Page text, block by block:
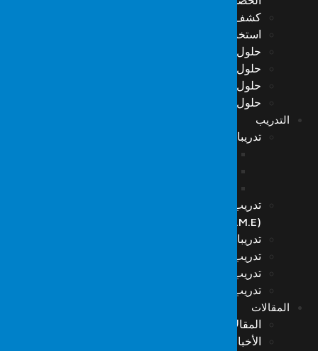
كشف الأجهزة التنصتية وأجهزة الاستماع المحيطي
استخبارات التهديدات السيبرانية (CTI)
حلول Resecurity
حلول Forseca
حلول Hack The Box
حلول VMRay
التدريب
تدريبات المعلوماتية للطب الشرعي
التدريب على معلوماتية الطب الشرعي-1
تدريب معلوماتية الطب الشرعي – 2
التدريب على المعلوماتية الجنائية-3
تدريب فرق الاستجابة لحوادث الأمن السيبراني
تدريبات استعادة البيانات
تدريب الوعي بأمن المعلومات
تدريب الهكر ذو القبعة البيضاء
تدريب أمن الشبكات
المقالات
المقالات
الأخبار